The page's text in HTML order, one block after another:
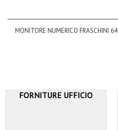
MONITORE NUMERICO FRASCHINI
FORNITURE UFFICIO